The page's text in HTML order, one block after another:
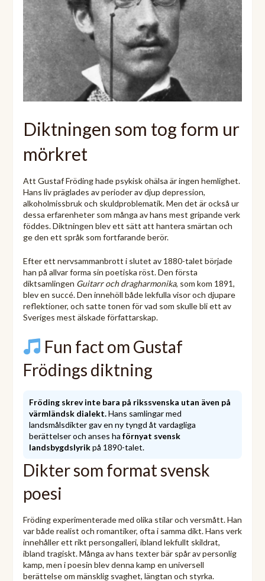
Diktningen som tog form ur
mörkret
Att Gustaf Fröding hade psykisk ohälsa är ingen hemlighet.
Hans liv präglades av perioder av djup depression,
alkoholmissbruk och skuldproblematik. Men det är också ur
dessa erfarenheter som många av hans mest gripande verk
föddes. Diktningen blev ett sätt att hantera smärtan och
ge den ett språk som fortfarande berör.
Efter ett nervsammanbrott i slutet av 1880-talet började
han på allvar forma sin poetiska röst. Den första
diktsamlingen Guitarr och dragharmonika, som kom 1891,
blev en succé. Den innehöll både lekfulla visor och djupare
reflektioner, och satte tonen för vad som skulle bli ett av
Sveriges mest älskade författarskap.
Fun fact om Gustaf
Frödings diktning
Fröding skrev inte bara på rikssvenska utan även på
värmländsk dialekt.Hans samlingar med
landsmålsdikter gav en ny tyngd åt vardagliga
berättelser och anses ha förnyat svensk
landsbygdslyrikpå 1890-talet.
Dikter som format svensk
poesi
Fröding experimenterade med olika stilar och versmått. Han
var både realist och romantiker, ofta i samma dikt. Hans verk
innehåller ett rikt persongalleri, ibland lekfullt skildrat,
ibland tragiskt. Många av hans texter bär spår av personlig
kamp, men i poesin blev denna kamp en universell
berättelse om mänsklig svaghet, längtan och styrka.